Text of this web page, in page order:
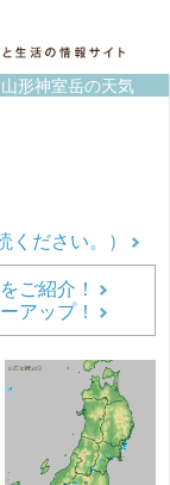
形神室岳の天気
ださい。）
ご紹介！
アップ！